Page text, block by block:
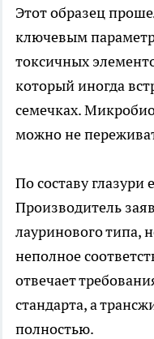
Этот образец
ключевым
токсичных
который иногда
семечках.
можно не
По составу
Производитель
лауринового типа,
неполное
отвечает
стандарта, а
полностью.